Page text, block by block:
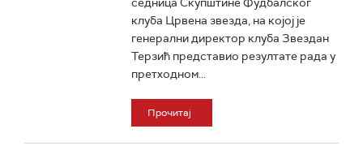
клуба Црвена звезда, на којој је
генерални директор клуба Звездан
Терзић представио резултате рада у
претходном...
Прочитај